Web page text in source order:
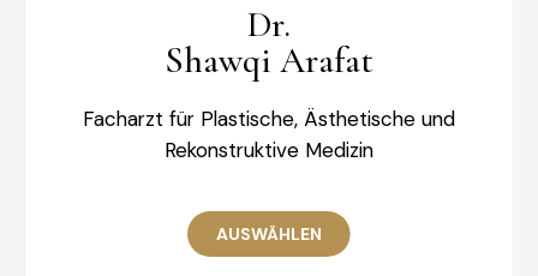
Dr.
Shawqi Arafat
Facharzt für Plastische, Ästhetische und
Rekonstruktive Medizin
AUSWÄHLEN